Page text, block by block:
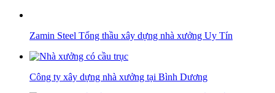
Zamin Steel Tổng thầu xây dựng nhà xưởng Uy Tín
Công ty xây dựng nhà xưởng tại Bình Dương